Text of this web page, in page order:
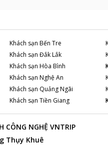
Khách sạn Bến Tre
Khách sạn Đắk Lắk
Khách sạn Hòa Bình
Khách sạn Nghệ An
Khách sạn Quảng Ngãi
Khách sạn Tiền Giang
CÔNG NGHỆ VNTRIP
Thụy Khuê